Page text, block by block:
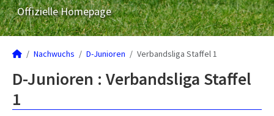
Offizielle Homepage
Nachwuchs D-Junioren Verbandsliga Staffel 1
D-Junioren : Verbandsliga Staffel
1